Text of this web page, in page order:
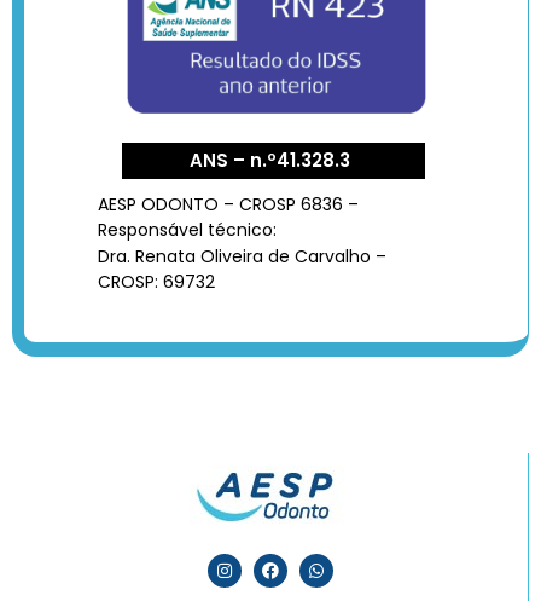
ANS – n.º41.328.3
AESP ODONTO – CROSP 6836 –
Responsável técnico:
Dra. Renata Oliveira de Carvalho –
CROSP: 69732